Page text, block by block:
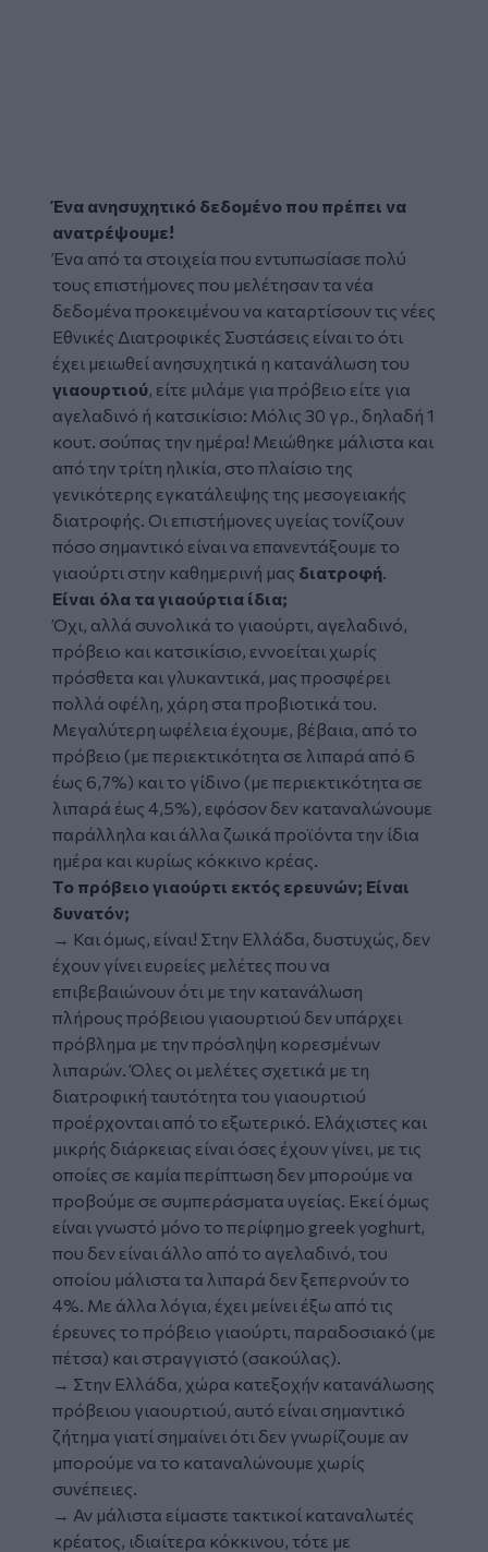
Ένα ανησυχητικό δεδομένο που πρέπει να
ανατρέψουμε!
Ένα από τα στοιχεία που εντυπωσίασε πολύ
τους επιστήμονες που μελέτησαν τα νέα
δεδομένα προκειμένου να καταρτίσουν τις νέες
Εθνικές Διατροφικές Συστάσεις είναι το ότι
έχει μειωθεί ανησυχητικά η κατανάλωση του
γιαουρτιού, είτε μιλάμε για πρόβειο είτε για
αγελαδινό ή κατσικίσιο: Μόλις 30 γρ., δηλαδή 1
κουτ. σούπας την ημέρα! Μειώθηκε μάλιστα και
από την τρίτη ηλικία, στο πλαίσιο της
γενικότερης εγκατάλειψης της μεσογειακής
διατροφής. Οι επιστήμονες υγείας τονίζουν
πόσο σημαντικό είναι να επανεντάξουμε το
γιαούρτι στην καθημερινή μας διατροφή.
Είναι όλα τα γιαούρτια ίδια;
Όχι, αλλά συνολικά το γιαούρτι, αγελαδινό,
πρόβειο και κατσικίσιο, εννοείται χωρίς
πρόσθετα και γλυκαντικά, μας προσφέρει
πολλά οφέλη, χάρη στα προβιοτικά του.
Μεγαλύτερη ωφέλεια έχουμε, βέβαια, από το
πρόβειο (με περιεκτικότητα σε λιπαρά από 6
έως 6,7%) και το γίδινο (με περιεκτικότητα σε
λιπαρά έως 4,5%), εφόσον δεν καταναλώνουμε
παράλληλα και άλλα ζωικά προϊόντα την ίδια
ημέρα και κυρίως κόκκινο κρέας.
Το πρόβειο γιαούρτι εκτός ερευνών; Είναι
δυνατόν;
→ Και όμως, είναι! Στην Ελλάδα, δυστυχώς, δεν
έχουν γίνει ευρείες μελέτες που να
επιβεβαιώνουν ότι με την κατανάλωση
πλήρους πρόβειου γιαουρτιού δεν υπάρχει
πρόβλημα με την πρόσληψη κορεσμένων
λιπαρών. Όλες οι μελέτες σχετικά με τη
διατροφική ταυτότητα του γιαουρτιού
προέρχονται από το εξωτερικό. Ελάχιστες και
μικρής διάρκειας είναι όσες έχουν γίνει, με τις
οποίες σε καμία περίπτωση δεν μπορούμε να
προβούμε σε συμπεράσματα υγείας. Εκεί όμως
είναι γνωστό μόνο το περίφημο greek yoghurt,
που δεν είναι άλλο από το αγελαδινό, του
οποίου μάλιστα τα λιπαρά δεν ξεπερνούν το
4%. Με άλλα λόγια, έχει μείνει έξω από τις
έρευνες το πρόβειο γιαούρτι, παραδοσιακό (με
πέτσα) και στραγγιστό (σακούλας).
→ Στην Ελλάδα, χώρα κατεξοχήν κατανάλωσης
πρόβειου γιαουρτιού, αυτό είναι σημαντικό
ζήτημα γιατί σημαίνει ότι δεν γνωρίζουμε αν
μπορούμε να το καταναλώνουμε χωρίς
συνέπειες.
→ Αν μάλιστα είμαστε τακτικοί καταναλωτές
κρέατος, ιδιαίτερα κόκκινου, τότε με